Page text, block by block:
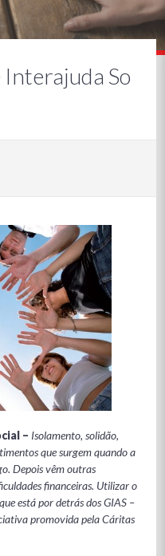
So
– Isolamento, solidão,
que surgem quando a
Depois vêm outras
financeiras. Utilizar o
está por detrás dos GIAS –
promovida pela Cáritas